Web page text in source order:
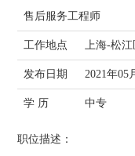
售后服务工程师
工作地点 上海-松江
发布日期 2021年05
学 历 中专
职位描述：